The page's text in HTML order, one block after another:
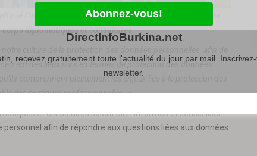
l’importance de la protection des données à caractère
corps diplomatiques et consulaires.
culture de la protection des données personnelles, afin de
des lieux sûrs en termes de protection des données
comprennent pleinement les enjeux liés à la protection des
des pratiques professionnelles. »
et consulaires soient bien informés et sensibiliser
afin de répondre aux questions liées aux données
DirectInfoBurkina.net
recevez gratuitement toute l'actualité du jour par mail.
newsletter.